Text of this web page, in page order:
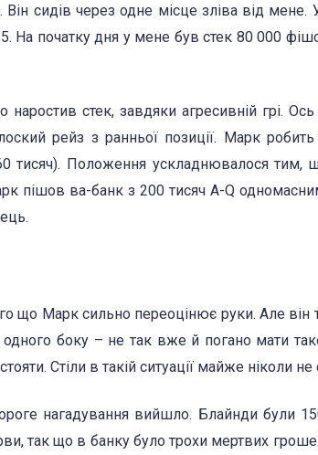
сидів через одне місце зліва від мене.
На початку дня у мене був стек 80 000
стек, завдяки агресивній грі. Ось
рейз з ранньої позиції. Марк
тисяч). Положення ускладнювалося тим,
пішов ва-банк з 200 тисяч A-Q
що Марк сильно переоцінює руки. Але
боку – не так вже й погано мати
Стіли в такій ситуації майже ніколи
нагадування вийшло. Блайнди були
так що в банку було трохи мертвих